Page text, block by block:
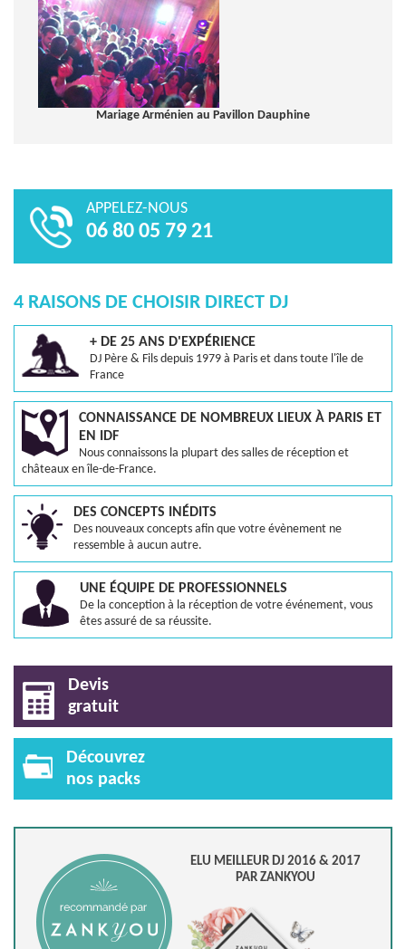
Mariage Arménien au Pavillon Dauphine
APPELEZ-NOUS
06 80 05 79 21
4 RAISONS DE CHOISIR DIRECT DJ
+ DE 25 ANS D'EXPÉRIENCE
DJ Père & Fils depuis 1979 à Paris et dans toute l'île de
France
CONNAISSANCE DE NOMBREUX LIEUX À PARIS ET
EN IDF
Nous connaissons la plupart des salles de réception et
châteaux en île-de-France.
DES CONCEPTS INÉDITS
Des nouveaux concepts afin que votre évènement ne
ressemble à aucun autre.
UNE ÉQUIPE DE PROFESSIONNELS
De la conception à la réception de votre événement, vous
êtes assuré de sa réussite.
Devis
gratuit
Découvrez
nos packs
ELU MEILLEUR DJ 2016 & 2017
PAR ZANKYOU